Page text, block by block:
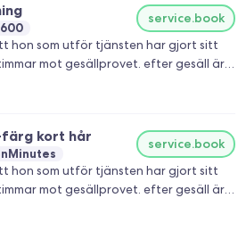
600
service.book
hon som utför tjänsten har gjort sitt
mot gesällprovet. efter gesäll är
frisör. 25% rabatt på alla
kort hår
service.book
hon som utför tjänsten har gjort sitt
mot gesällprovet. efter gesäll är
frisör. 25% rabatt på alla